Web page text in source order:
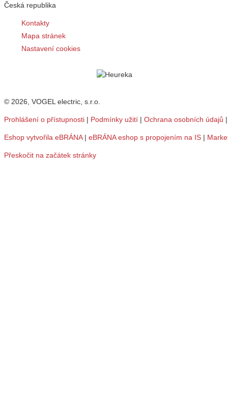
Česká republika
Kontakty
Mapa stránek
Nastavení cookies
© 2026, VOGEL electric, s.r.o.
Prohlášení o přístupnosti | Podmínky užití | Ochrana osobních údajů
Eshop vytvořila eBRÁNA| eBRÁNA eshop s propojením na IS |
Přeskočit na začátek stránky